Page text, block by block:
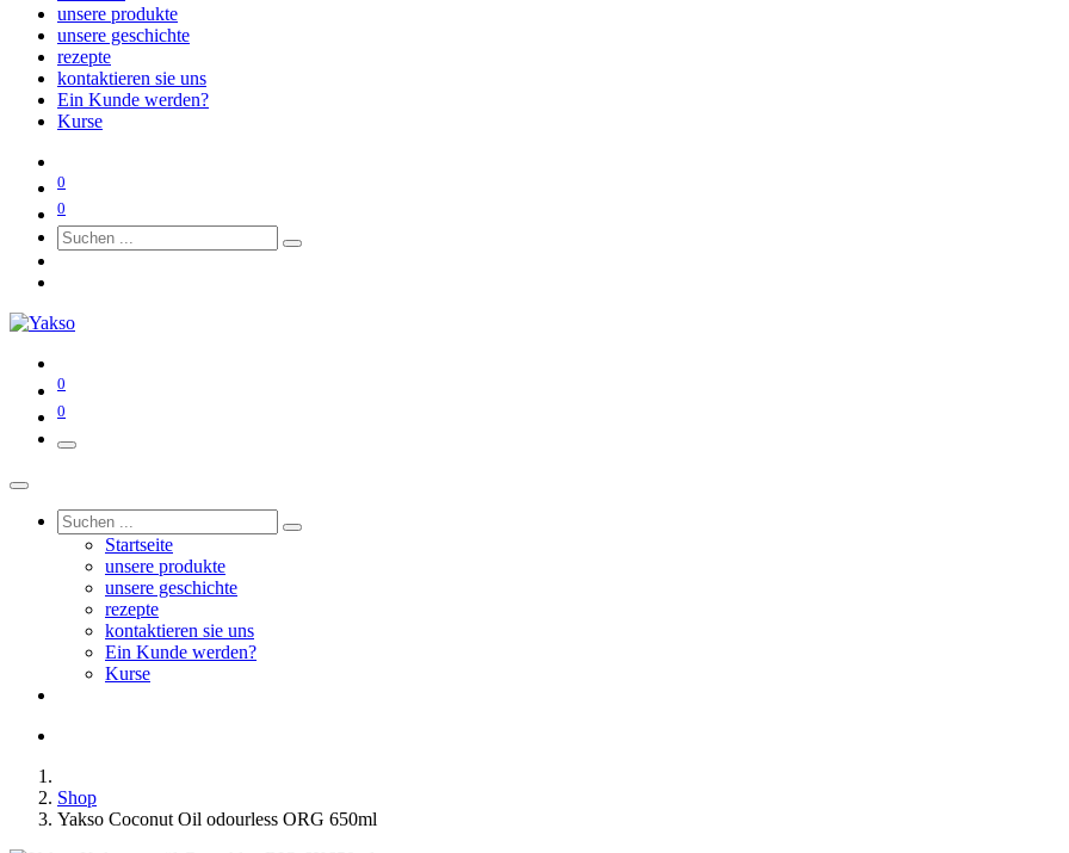
unsere produkte
unsere geschichte
rezepte
kontaktieren sie uns
Ein Kunde werden?
Kurse
0
0
0
0
Startseite
unsere produkte
unsere geschichte
rezepte
kontaktieren sie uns
Ein Kunde werden?
Kurse
Shop
Yakso Coconut Oil odourless ORG 650ml